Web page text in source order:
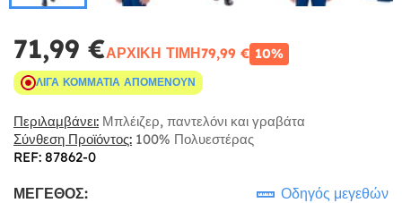
71,99 €ΑΡΧΙΚΉ ΤΙΜΉ79,99 € 10%
ΛΊΓΑ ΚΟΜΜΆΤΙΑ ΑΠΟΜΈΝΟΥΝ
Περιλαμβάνει: Μπλέιζερ, παντελόνι και γραβάτα
Σύνθεση Προϊόντος: 100% Πολυεστέρας
REF: 87862-0
ΜΈΓΕΘΟΣ: Οδηγός μεγεθών